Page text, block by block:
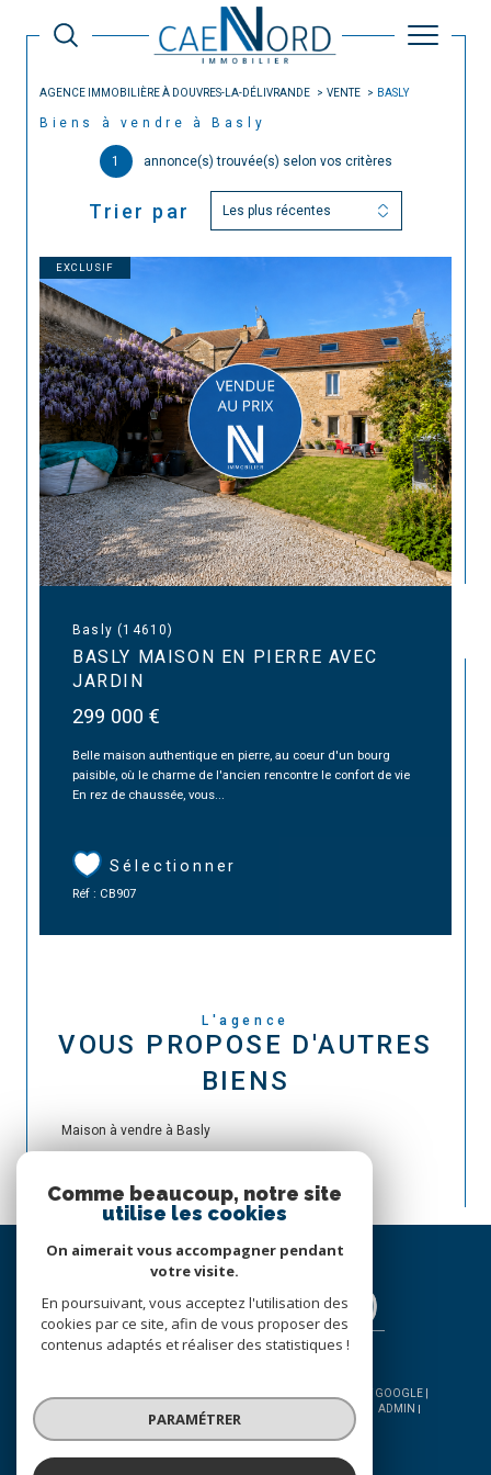
AGENCE IMMOBILIÈRE À DOUVRES-LA-DÉLIVRANDE VENTE BASLY
Biens à vendre à Basly
1 annonce(s) trouvée(s) selon vos critères
Trier par Les plus récentes
Basly (14610)
BASLY MAISON EN PIERRE AVEC
JARDIN
299 000 €
Belle maison authentique en pierre, au coeur d'un bourg
paisible, où le charme de l'ancien rencontre le confort de vie
En rez de chaussée, vous...
Sélectionner
Réf : CB907
EXCLUSIF
L'agence
VOUS PROPOSE D'AUTRES
BIENS
Maison à vendre à Basly
© 2026 | TOUS DROITS RÉSERVÉS | TRADUCTION POWERED BY GOOGLE |
PLAN DU SITE MENTIONS LÉGALES
ADMIN
NOS LIENS
POLITIQUE RGPD
Comme beaucoup, notre site
utilise les cookies
On aimerait vous accompagner pendant
votre visite.
En poursuivant, vous acceptez l'utilisation des
cookies par ce site, afin de vous proposer des
contenus adaptés et réaliser des statistiques !
PARAMÉTRER